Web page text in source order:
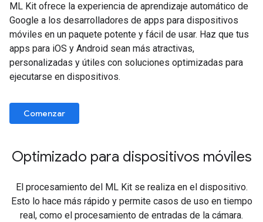
ML Kit ofrece la experiencia de aprendizaje automático de
Google a los desarrolladores de apps para dispositivos
móviles en un paquete potente y fácil de usar. Haz que tus
apps para iOS y Android sean más atractivas,
personalizadas y útiles con soluciones optimizadas para
ejecutarse en dispositivos.
Comenzar
Optimizado para dispositivos móviles
El procesamiento del ML Kit se realiza en el dispositivo.
Esto lo hace más rápido y permite casos de uso en tiempo
real, como el procesamiento de entradas de la cámara.